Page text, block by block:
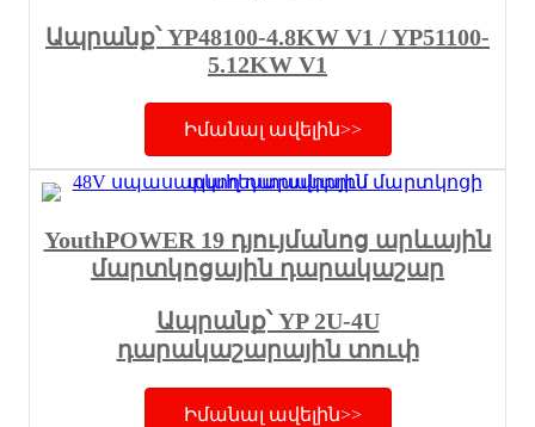
Ապրանք՝ YP48100-4.8KW V1 / YP51100-
5.12KW V1
Իմանալ ավելին>>
YouthPOWER 19 դյույմանոց արևային
մարտկոցային դարակաշար
Ապրանք՝ YP 2U-4U
դարակաշարային տուփ
Իմանալ ավելին>>